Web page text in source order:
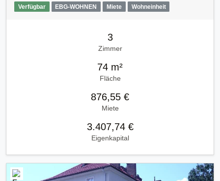
Verfügbar EBG-WOHNEN Miete Wohneinheit
3
Zimmer
74 m²
Fläche
876,55 €
Miete
3.407,74 €
Eigenkapital